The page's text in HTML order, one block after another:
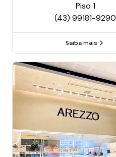
Piso 1
(43) 99181-9290
Saiba mais